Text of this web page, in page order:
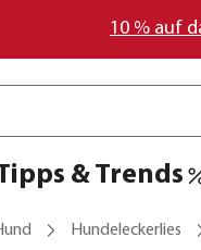
10 % auf
& Trends
Hundeleckerlies